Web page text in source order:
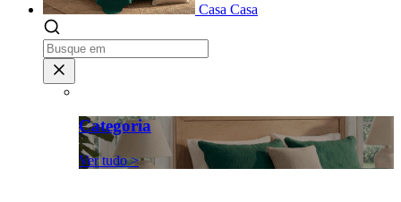
Casa Casa
Categoria
Ver tudo >